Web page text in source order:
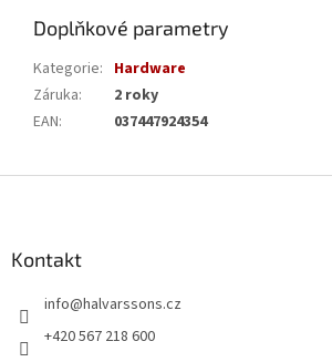
Doplňkové parametry
Kategorie: Hardware
Záruka:
2 roky
EAN: 037447924354
Kontakt
info@halvarssons.cz
+420 567 218 600